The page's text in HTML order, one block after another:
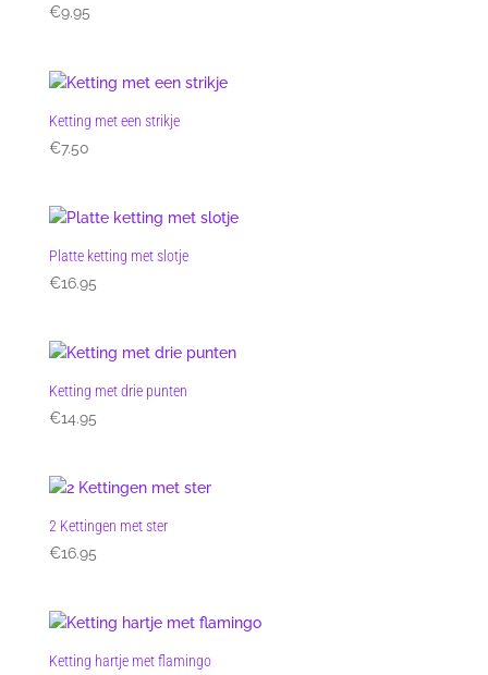
€9.95
Ketting met een strikje
€7.50
Platte ketting met slotje
€16.95
Ketting met drie punten
€14.95
2 Kettingen met ster
€16.95
Ketting hartje met flamingo